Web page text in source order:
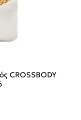
CROSSBODY
was: €169.00.
τρέχουσα τιμή